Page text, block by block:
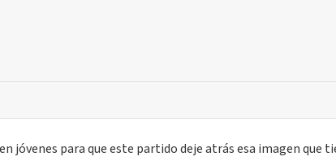
jóvenes para que este partido deje atrás esa imagen que